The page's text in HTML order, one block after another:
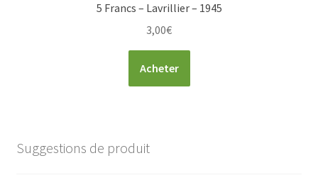
5 Francs – Lavrillier – 1945
3,00€
Acheter
Suggestions de produit